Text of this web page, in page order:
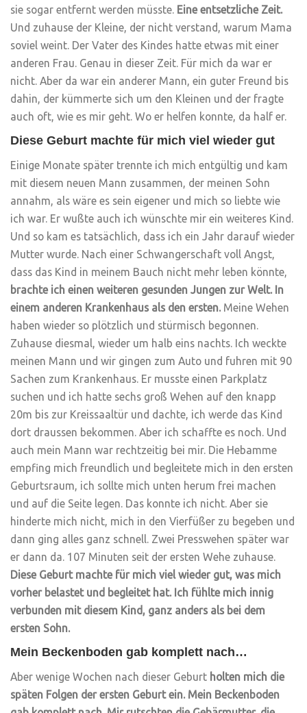
sie sogar entfernt werden müsste. Eine entsetzliche Zeit.
Und zuhause der Kleine, der nicht verstand, warum Mama
soviel weint. Der Vater des Kindes hatte etwas mit einer
anderen Frau. Genau in dieser Zeit. Für mich da war er
nicht. Aber da war ein anderer Mann, ein guter Freund bis
dahin, der kümmerte sich um den Kleinen und der fragte
auch oft, wie es mir geht. Wo er helfen konnte, da half er.
Diese Geburt machte für mich viel wieder gut
Einige Monate später trennte ich mich entgültig und kam
mit diesem neuen Mann zusammen, der meinen Sohn
annahm, als wäre es sein eigener und mich so liebte wie
ich war. Er wußte auch ich wünschte mir ein weiteres Kind.
Und so kam es tatsächlich, dass ich ein Jahr darauf wieder
Mutter wurde. Nach einer Schwangerschaft voll Angst,
dass das Kind in meinem Bauch nicht mehr leben könnte,
brachte ich einen weiteren gesunden Jungen zur Welt. In
einem anderen Krankenhaus als den ersten. Meine Wehen
haben wieder so plötzlich und stürmisch begonnen.
Zuhause diesmal, wieder um halb eins nachts. Ich weckte
meinen Mann und wir gingen zum Auto und fuhren mit 90
Sachen zum Krankenhaus. Er musste einen Parkplatz
suchen und ich hatte sechs groß Wehen auf den knapp
20m bis zur Kreissaaltür und dachte, ich werde das Kind
dort draussen bekommen. Aber ich schaffte es noch. Und
auch mein Mann war rechtzeitig bei mir. Die Hebamme
empfing mich freundlich und begleitete mich in den ersten
Geburtsraum, ich sollte mich unten herum frei machen
und auf die Seite legen. Das konnte ich nicht. Aber sie
hinderte mich nicht, mich in den Vierfüßer zu begeben und
dann ging alles ganz schnell. Zwei Presswehen später war
er dann da. 107 Minuten seit der ersten Wehe zuhause.
Diese Geburt machte für mich viel wieder gut, was mich
vorher belastet und begleitet hat. Ich fühlte mich innig
verbunden mit diesem Kind, ganz anders als bei dem
ersten Sohn.
Mein Beckenboden gab komplett nach…
Aber wenige Wochen nach dieser Geburt holten mich die
späten Folgen der ersten Geburt ein. Mein Beckenboden